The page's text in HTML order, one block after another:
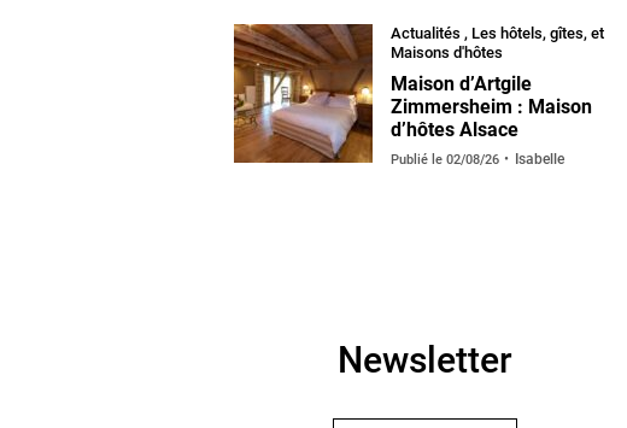
Actualités , Les hôtels, gîtes, et
Maisons d'hôtes
Maison d’Artgile
Zimmersheim : Maison
d’hôtes Alsace
Publié le 02/08/26 Isabelle
Newsletter